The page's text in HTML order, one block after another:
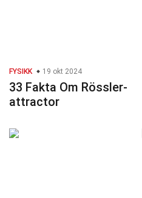
FYSIKK 19 okt 2024
33 Fakta Om Rössler-
attractor